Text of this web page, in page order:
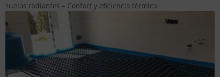
suelos radiantes – Confort y eficiencia térmica